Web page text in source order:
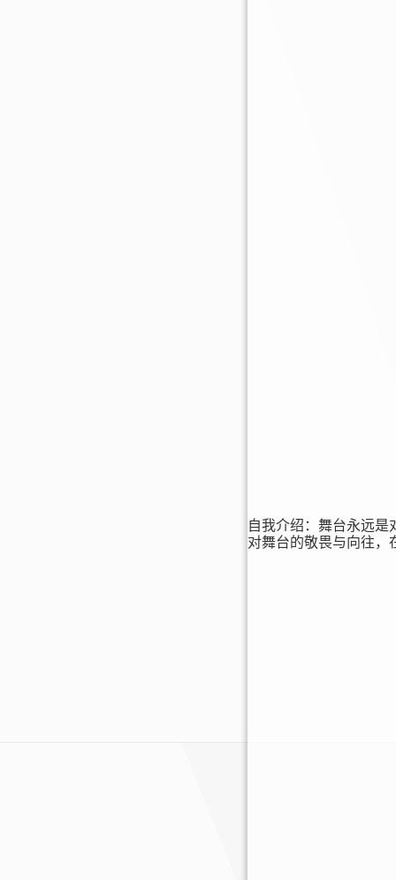
自我介绍：舞台永远
对舞台的敬畏与向往，